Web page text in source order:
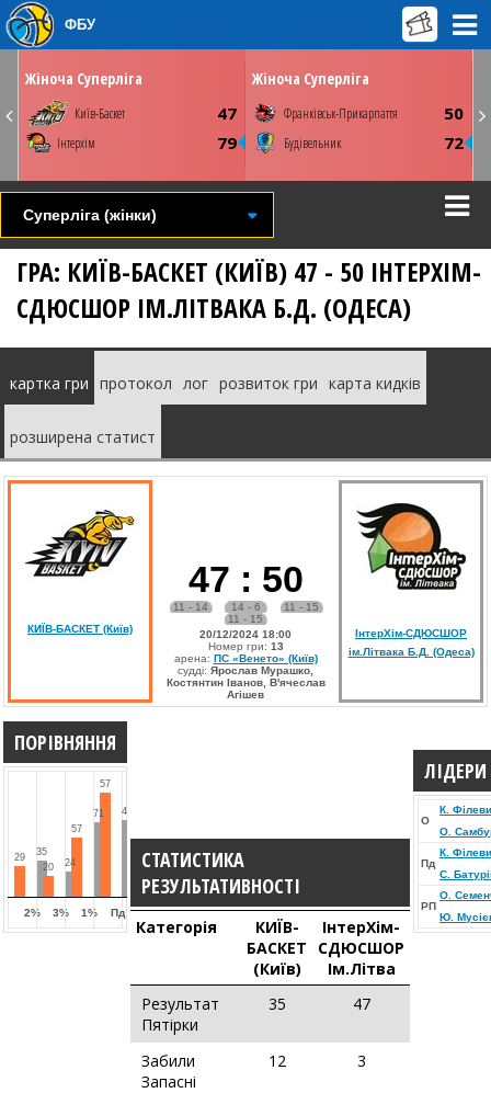
31 березня
Київ. ПС Венето
СТАТИСТИКАНОВИНА
Жіноча Суперліга
Київ-Баскет 47
Інтерхім 79
03 квітня
Київ. ПС Венето
Youtube
СТАТИСТИКА
Жіноча Суперліга
Франківськ-Прикарпаття 50
Будівельник 72
ФБУ
Суперліга (жінки)
ГРА: КИЇВ-БАСКЕТ (КИЇВ) 47 - 50 ІНТЕРХІМ-
СДЮСШОР ІМ.ЛІТВАКА Б.Д. (ОДЕСА)
картка гри протокол лог розвиток гри карта кидків
розширена статист
КИЇВ-БАСКЕТ (Київ)
47 : 50
11 - 14 14 - 6
11 - 15
11 - 15
20/12/2024 18:00
Номер гри: 13
арена: ПС «Венето» (Київ)
судді: Ярослав Мурашко,
Костянтин Іванов, В'ячеслав
Агішев
ІнтерХім-СДЮСШОР
ім.Літвака Б.Д. (Одеса)
ПОРІВНЯННЯ
29 35
2%
20 24
3%
57
71
1%
57
42
Пд
СТАТИСТИКА
РЕЗУЛЬТАТИВНОСТІ
Категорія
КИЇВ-
БАСКЕТ
(Київ)
ІнтерХім-
СДЮСШОР
Ім.Літва
Результат
Пятірки
35 47
Забили
Запасні
12 3
ЛІДЕРИ
О
К.
О.
Пд
К.
С.
РП
О.
Ю.